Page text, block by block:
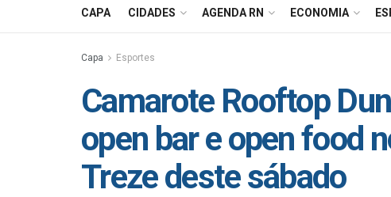
CAPA CIDADES AGENDA RN ECONOMIA
Capa Esportes
Camarote Rooftop
open bar e open food
Treze deste sábado